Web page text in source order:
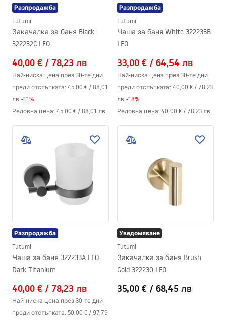
Разпродажба
Tutumi
Закачалка за баня Black
322232C LEO
40,00 € / 78,23 лв
Най-ниска цена през 30-те дни
преди отстъпката: 45,00 € / 88,01
лв -11%
Редовна цена: 45,00 € / 88,01 лв
Разпродажба
Tutumi
Чаша за баня White 322233B
LEO
33,00 € / 64,54 лв
Най-ниска цена през 30-те дни
преди отстъпката: 40,00 € / 78,23
лв -18%
Редовна цена: 40,00 € / 78,23 лв
Разпродажба
Tutumi
Чаша за баня 322233A LEO
Dark Titanium
40,00 € / 78,23 лв
Най-ниска цена през 30-те дни
преди отстъпката: 50,00 € / 97,79
Уведомяване
Tutumi
Закачалка за баня Brush
Gold 322230 LEO
35,00 € / 68,45 лв